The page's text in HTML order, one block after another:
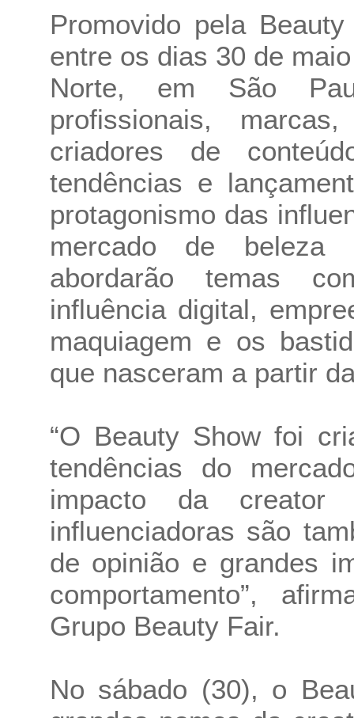
Promovido pela
entre os dias 30 de
Norte, em São
profissionais,
criadores de
tendências e
protagonismo das
mercado de beleza
abordarão temas
influência digital,
maquiagem e os
que nasceram a partir
“O Beauty Show foi
tendências do
impacto da creator
influenciadoras são
de opinião e grandes
comportamento”,
Grupo Beauty Fair.
No sábado (30), o